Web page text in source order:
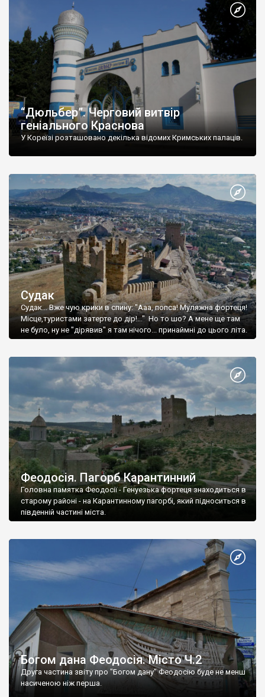
“Дюльбер”. Черговий витвір
геніального Краснова
У Кореїзі розташовано декілька відомих Кримських палаців.
Судак
Судак... Вже чую крики в спину: "Ааа, попса! Муляжна фортеця!
Місце,туристами затерте до дір!..." Но то шо? А мене ще там
не було, ну не "дірявив" я там нічого... принаймні до цього літа.
Феодосія. Пагорб Карантинний
Головна памятка Феодосії - Генуезька фортеця знаходиться в
старому районі - на Карантинному пагорбі, який підноситься в
південній частині міста.
Богом дана Феодосія. Місто Ч.2
Друга частина звіту про "Богом дану" Феодосію буде не менш
насиченою ніж перша.